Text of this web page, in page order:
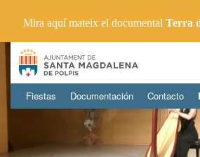
Fiestas Documentación Contacto
Mira aquí mateix el documental Terra